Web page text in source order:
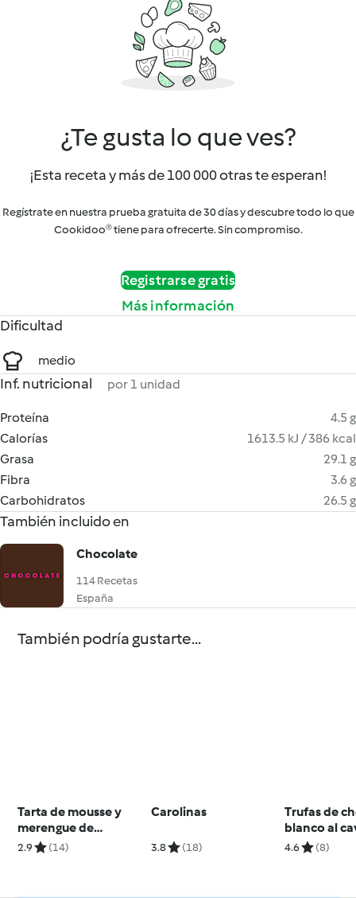
¿Te gusta lo que ves?
¡Esta receta y más de 100 000 otras te esperan!
Regístrate en nuestra prueba gratuita de 30 días y descubre todo lo que
Cookidoo® tiene para ofrecerte. Sin compromiso.
Registrarse gratis
Más información
Dificultad
medio
Inf. nutricional por 1 unidad
Proteína
4.5 g
Calorías
1613.5 kJ / 386 kcal
Grasa
29.1 g
Fibra
3.6 g
Carbohidratos
26.5 g
También incluido en
Chocolate
114 Recetas
España
También podría gustarte...
Tarta de mousse y
merengue de
chocolate
2.9 (14)
Carolinas
3.8 (18)
Trufas de
blanco al
4.6 (8)